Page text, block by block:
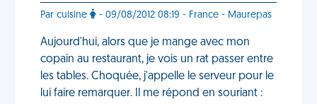
Par cuisine - 09/08/2012 08:19 - France - Maurepas
Aujourd'hui, alors que je mange avec mon
copain au restaurant, je vois un rat passer entre
les tables. Choquée, j'appelle le serveur pour le
lui faire remarquer. Il me répond en souriant :